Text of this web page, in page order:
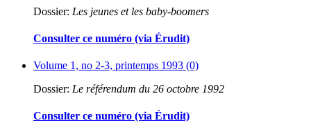
Dossier: Les jeunes et les baby-boomers
Consulter ce numéro (via Érudit)
Volume 1, no 2-3, printemps 1993 (0)
Dossier: Le référendum du 26 octobre 1992
Consulter ce numéro (via Érudit)